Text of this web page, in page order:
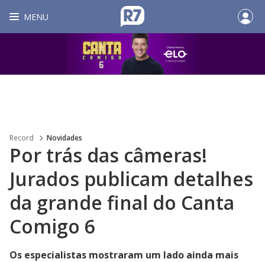
MENU
Record Novidades
Por trás das câmeras!
Jurados publicam detalhes
da grande final do Canta
Comigo 6
Os especialistas mostraram um lado ainda mais